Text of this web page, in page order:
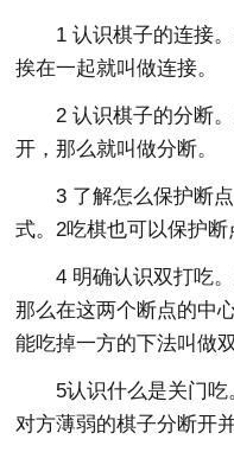
1 认识棋子的连接
挨在一起就叫做连接。
2 认识棋子的分断
开，那么就叫做分断。
3 了解怎么保护断
式。2吃棋也可以保护断
4 明确认识双打吃
那么在这两个断点的中
能吃掉一方的下法叫做双
5认识什么是关门
对方薄弱的棋子分断开